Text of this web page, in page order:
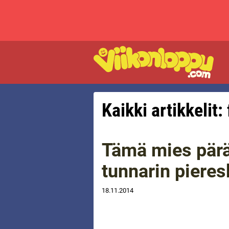
Kaikki artikkelit:
Tämä mies
tunnarin
18.11.2014